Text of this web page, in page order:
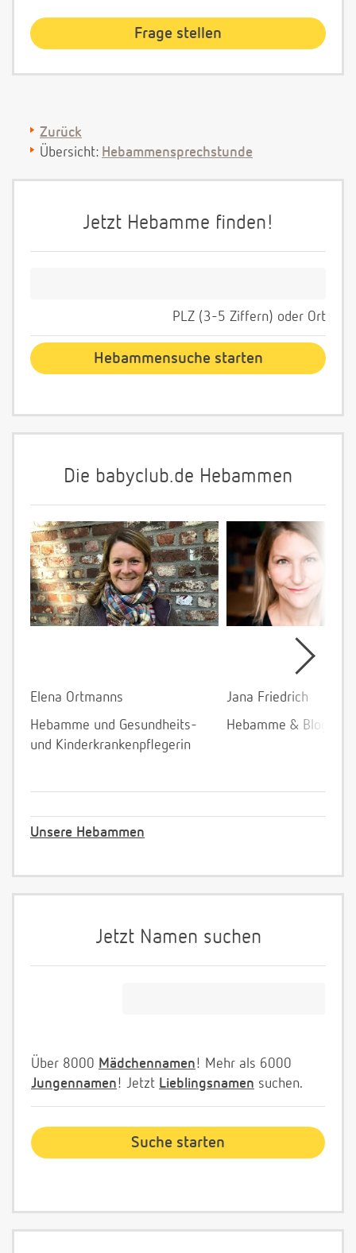
Zurück
Übersicht: Hebammensprechstunde
Jetzt Hebamme finden!
PLZ (3-5 Ziffern) oder Ort
Die babyclub.de Hebammen
Elena Ortmanns
Hebamme und Gesundheits-
und Kinderkrankenpflegerin
Jana Friedrich
Hebamme &
Unsere Hebammen
Jetzt Namen suchen
Über 8000 Mädchennamen! Mehr als 6000
Jungennamen! Jetzt Lieblingsnamen suchen.